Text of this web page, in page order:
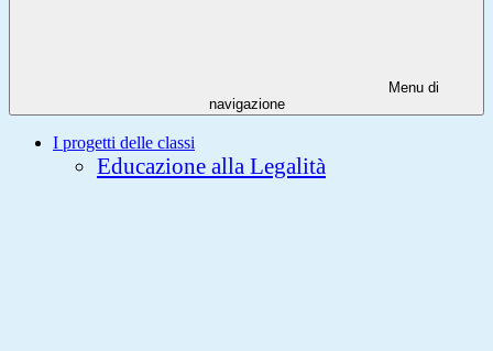
Menu di
navigazione
I progetti delle classi
Educazione alla Legalità